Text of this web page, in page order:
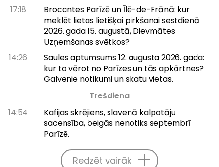
17:18
Brocantes Parīzē un Īlē-de-Frānā: kur
meklēt lietas lietišķai pirkšanai sestdienā
2026. gada 15. augustā, Dievmātes
Uzņemšanas svētkos?
14:26
Saules aptumsums 12. augusta 2026. gada:
kur to vērot no Parīzes un tās apkārtnes?
Galvenie notikumi un skatu vietas.
Trešdiena
14:54
Kafijas skrējiens, slavenā kalpotāju
sacensība, beigās nenotiks septembrī
Parīzē.
Redzēt vairāk